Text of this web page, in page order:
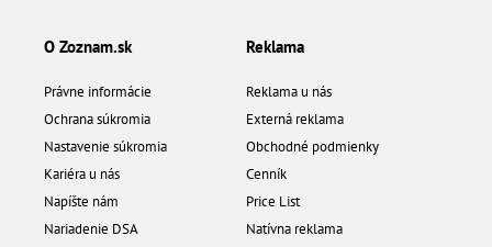
O Zoznam.sk
Právne informácie
Ochrana súkromia
Nastavenie súkromia
Kariéra u nás
Napíšte nám
Nariadenie DSA
Reklama
Reklama u nás
Externá reklama
Obchodné podmienky
Cenník
Price List
Natívna reklama